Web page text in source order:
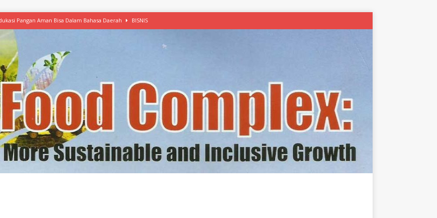
Pangan Aman Bisa Dalam Bahasa Daerah BISNIS
Mulai Ekspansi, IKEA dan MSC Dukung Seafood Berkelanjutan
Free Versi Healthy Choice, Tepung Talas Kimpul Pilihan Menu Sehat
Latih Olah Singkong, KKN Universitas Lampung Kenalkan Sosmocaf
Makanan dengan McCormick, Ciptakan Raksasa Rp1.100 Triliun